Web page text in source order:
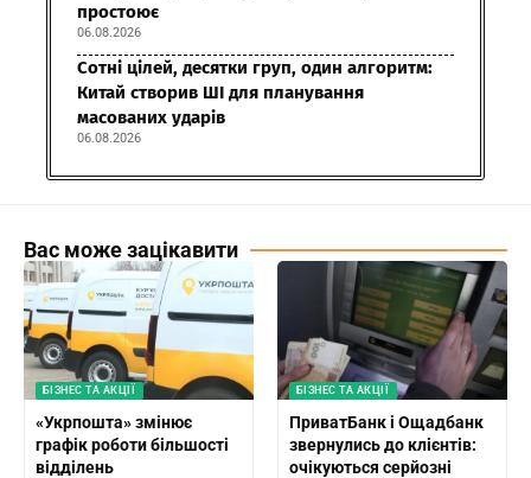
простоює
06.08.2026
Сотні цілей, десятки груп, один алгоритм:
Китай створив ШІ для планування
масованих ударів
06.08.2026
Вас може зацікавити
БІЗНЕС ТА АКЦІЇ
«Укрпошта» змінює
графік роботи більшості
відділень
БІЗНЕС ТА АКЦІЇ
ПриватБанк і Ощадбанк
звернулись до клієнтів:
очікуються серйозні